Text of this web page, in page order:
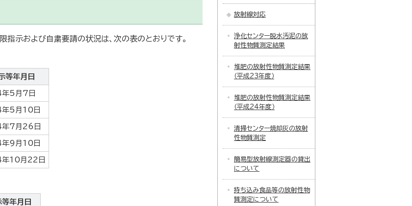
指示および自粛要請の状況は、次の表のとおりです。
等年月日
5月7日
5月10日
7月26日
9月10日
10月22日
年月日
放射線対応
浄化センター脱水汚泥の放
射性物質測定結果
堆肥の放射性物質測定結果
（平成23年度）
堆肥の放射性物質測定結果
（平成24年度）
清掃センター焼却灰の放射
性物質測定
簡易型放射線測定器の貸出
について
持ち込み食品等の放射性物
質測定について